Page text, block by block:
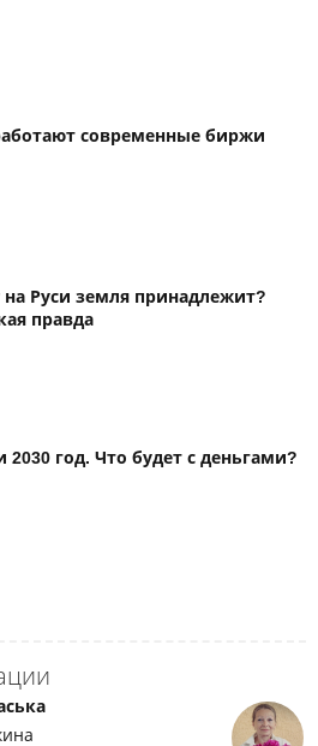
современные биржи
Руси земля принадлежит?
правда
2030 год. Что будет с деньгами?